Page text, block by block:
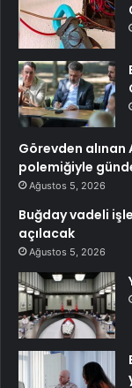
Görevden
polemiğiyle
Ağustos 5, 2026
Buğday vadeli
açılacak
Ağustos 5, 2026